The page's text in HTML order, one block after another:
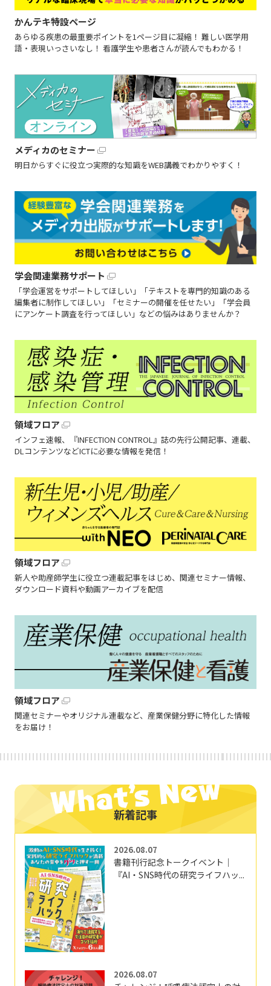
かんテキ特設ページ
あらゆる疾患の最重要ポイントを1ページ目に凝縮！ 難しい医学用
語・表現いっさいなし！ 看護学生や患者さんが読んでもわかる！
メディカのセミナー
明日からすぐに役立つ実際的な知識をWEB講義でわかりやすく！
学会関連業務サポート
「学会運営をサポートしてほしい」「テキストを専門的知識のある
編集者に制作してほしい」「セミナーの開催を任せたい」「学会員
にアンケート調査を行ってほしい」などの悩みはありませんか？
領域フロア
インフェ速報、『INFECTION CONTROL』誌の先行公開記事、連載、
DLコンテンツなどICTに必要な情報を発信！
領域フロア
新人や助産師学生に役立つ連載記事をはじめ、関連セミナー情報、
ダウンロード資料や動画アーカイブを配信
領域フロア
関連セミナーやオリジナル連載など、産業保健分野に特化した情報
をお届け！
新着記事
2026.08.07
書籍刊行記念トークイベント｜
『AI・SNS時代の研究ライフハッ...
2026.08.07